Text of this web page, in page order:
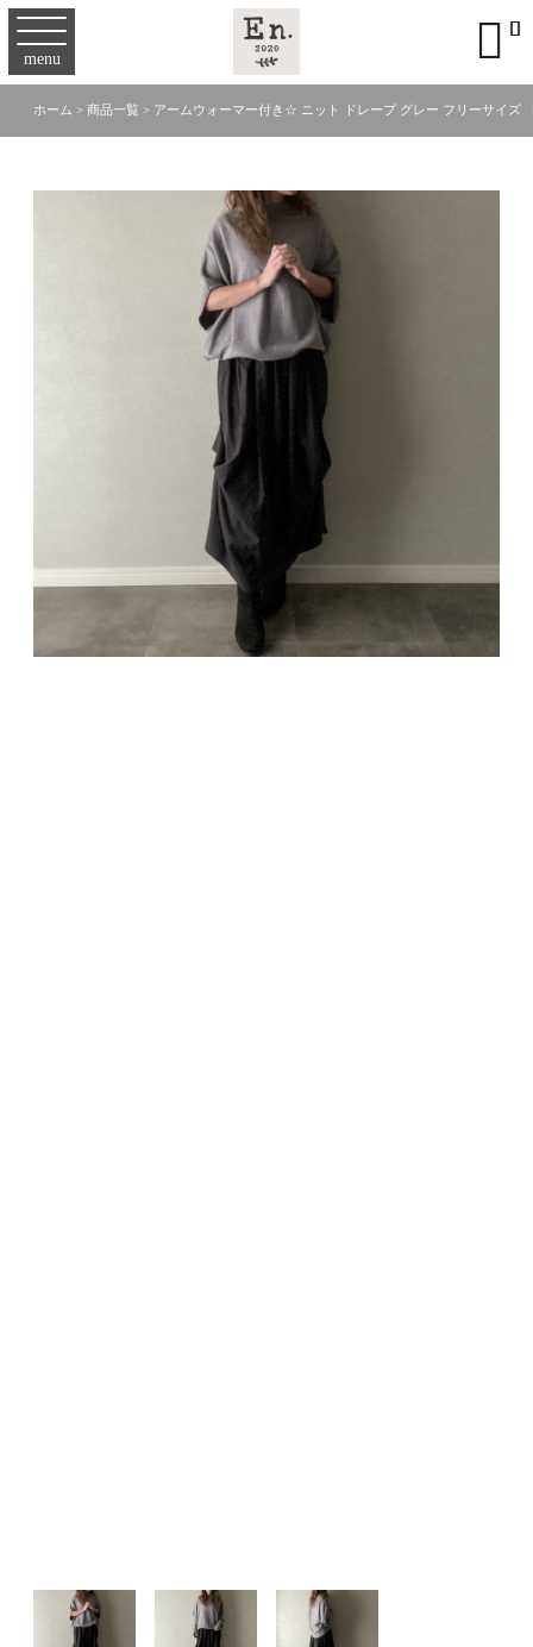
menu 
ホーム > 商品一覧 > アームウォーマー付き☆ ニット ドレープ グレー フリーサイズ